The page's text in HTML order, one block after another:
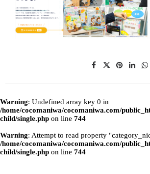
Warning: Undefined array key 0 in
/home/cocomaniwa/cocomaniwa.com/
child/single.php on line 744
Warning: Attempt to read property
/home/cocomaniwa/cocomaniwa.com/
child/single.php on line 744